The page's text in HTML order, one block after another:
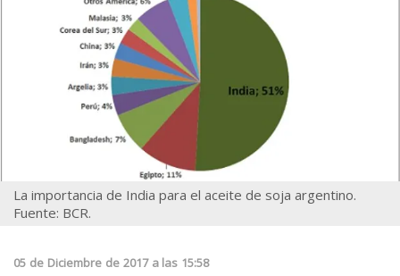
La importancia de India para el aceite de soja argentino.
Fuente: BCR.
05 de Diciembre de 2017 a las 15:58